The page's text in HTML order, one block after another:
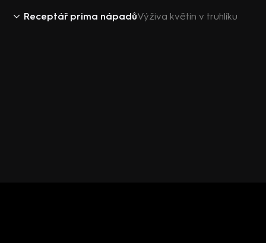
Receptář prima nápadůVýživa květin v truhlíku